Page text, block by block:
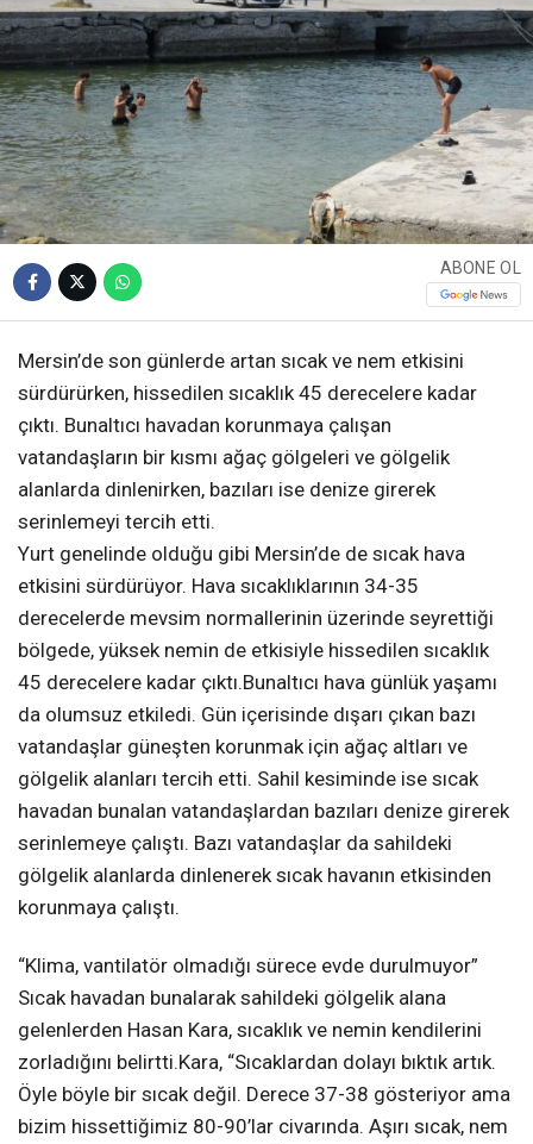
ABONE OL
Mersin’de son günlerde artan sıcak ve nem etkisini
sürdürürken, hissedilen sıcaklık 45 derecelere kadar
çıktı. Bunaltıcı havadan korunmaya çalışan
vatandaşların bir kısmı ağaç gölgeleri ve gölgelik
alanlarda dinlenirken, bazıları ise denize girerek
serinlemeyi tercih etti.
Yurt genelinde olduğu gibi Mersin’de de sıcak hava
etkisini sürdürüyor. Hava sıcaklıklarının 34-35
derecelerde mevsim normallerinin üzerinde seyrettiği
bölgede, yüksek nemin de etkisiyle hissedilen sıcaklık
45 derecelere kadar çıktı.Bunaltıcı hava günlük yaşamı
da olumsuz etkiledi. Gün içerisinde dışarı çıkan bazı
vatandaşlar güneşten korunmak için ağaç altları ve
gölgelik alanları tercih etti. Sahil kesiminde ise sıcak
havadan bunalan vatandaşlardan bazıları denize girerek
serinlemeye çalıştı. Bazı vatandaşlar da sahildeki
gölgelik alanlarda dinlenerek sıcak havanın etkisinden
korunmaya çalıştı.
“Klima, vantilatör olmadığı sürece evde durulmuyor”
Sıcak havadan bunalarak sahildeki gölgelik alana
gelenlerden Hasan Kara, sıcaklık ve nemin kendilerini
zorladığını belirtti.Kara, “Sıcaklardan dolayı bıktık artık.
Öyle böyle bir sıcak değil. Derece 37-38 gösteriyor ama
bizim hissettiğimiz 80-90’lar civarında. Aşırı sıcak, nem